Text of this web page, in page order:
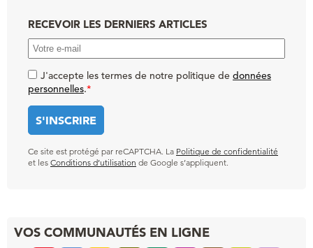
RECEVOIR LES DERNIERS ARTICLES
J'accepte les termes de notre politique de données
personnelles.*
Ce site est protégé par reCAPTCHA. La Politique de confidentialité
et les Conditions d’utilisation de Google s’appliquent.
VOS COMMUNAUTÉS EN LIGNE